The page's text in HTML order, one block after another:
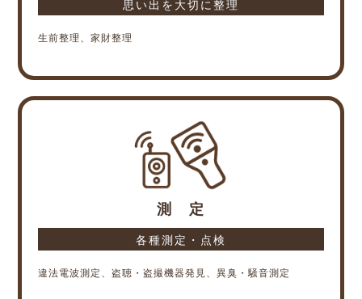
思い出を大切に整理
生前整理、家財整理
測 定
各種測定・点検
違法電波測定、盗聴・盗撮機器発見、異臭・騒音測定